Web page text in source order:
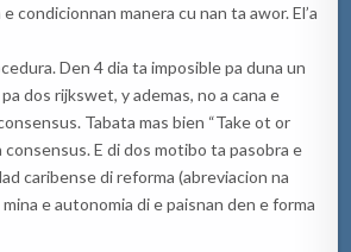
condicionnan manera cu nan ta awor. El’a
Den 4 dia ta imposible pa duna un
dos rijkswet, y ademas, no a cana e
Tabata mas bien “Take ot or
consensus. E di dos motibo ta pasobra e
caribense di reforma (abreviacion na
e autonomia di e paisnan den e forma